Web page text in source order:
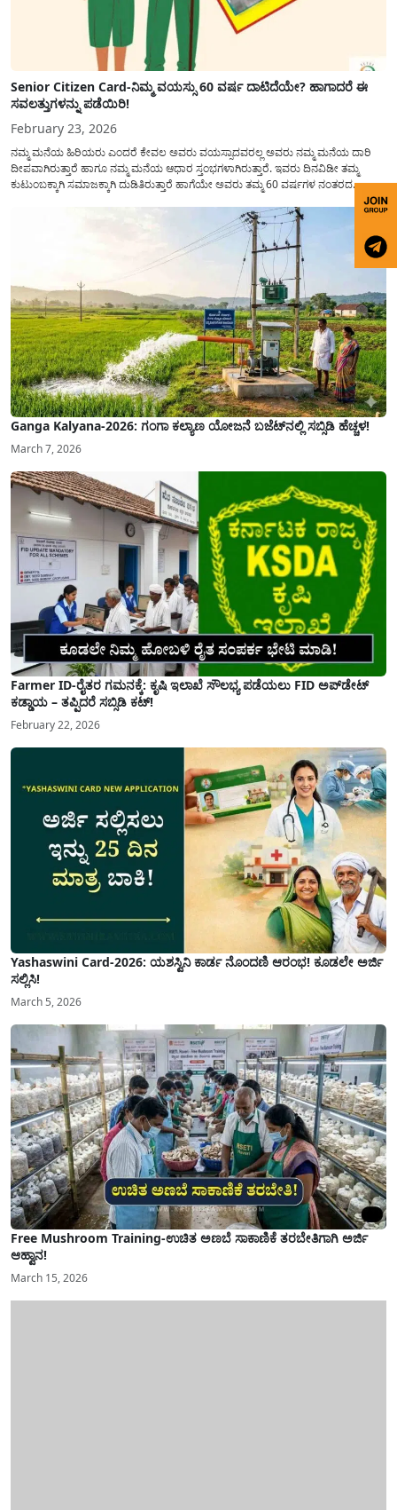
Senior Citizen Card-ನಿಮ್ಮ ವಯಸ್ಸು 60 ವರ್ಷ ದಾಟಿದೆಯೇ? ಹಾಗಾದರೆ ಈ
ಸವಲತ್ತುಗಳನ್ನು ಪಡೆಯಿರಿ!
February 23, 2026
ನಮ್ಮ ಮನೆಯ ಹಿರಿಯರು ಎಂದರೆ ಕೇವಲ ಅವರು ವಯಸ್ಸಾದವರಲ್ಲ ಅವರು ನಮ್ಮ ಮನೆಯ ದಾರಿ
ದೀಪವಾಗಿರುತ್ತಾರೆ ಹಾಗೂ ನಮ್ಮ ಮನೆಯ ಆಧಾರ ಸ್ತಂಭಗಳಾಗಿರುತ್ತಾರೆ. ಇವರು ದಿನವಿಡೀ ತಮ್ಮ
ಕುಟುಂಬಕ್ಕಾಗಿ ಸಮಾಜಕ್ಕಾಗಿ ದುಡಿತಿರುತ್ತಾರೆ ಹಾಗೆಯೇ ಅವರು ತಮ್ಮ 60 ವರ್ಷಗಳ ನಂತರದ
ಜೀವನವನ್ನು ನೆಮ್ಮದಿಯಿಂದ ಕಳೆಯಬೇಕೆಂಬುದು ಪ್ರತಿಯೊಬ್ಬರ ಕನಸಾಗಿರುತ್ತದೆ ಆದ್ದರಿಂದ ಸರ್ಕಾರವು
Ganga Kalyana-2026: ಗಂಗಾ ಕಲ್ಯಾಣ ಯೋಜನೆ ಬಜೆಟ್‌ನಲ್ಲಿ ಸಬ್ಸಿಡಿ ಹೆಚ್ಚಳ!
March 7, 2026
Farmer ID-ರೈತರ ಗಮನಕ್ಕೆ: ಕೃಷಿ ಇಲಾಖೆ ಸೌಲಭ್ಯ ಪಡೆಯಲು FID ಅಪ್‌ಡೇಟ್
ಕಡ್ಡಾಯ – ತಪ್ಪಿದರೆ ಸಬ್ಸಿಡಿ ಕಟ್!
February 22, 2026
Yashaswini Card-2026: ಯಶಸ್ವಿನಿ ಕಾರ್ಡ ನೊಂದಣಿ ಆರಂಭ! ಕೂಡಲೇ ಅರ್ಜಿ
ಸಲ್ಲಿಸಿ!
March 5, 2026
Free Mushroom Training-ಉಚಿತ ಅಣಬೆ ಸಾಕಾಣಿಕೆ ತರಬೇತಿಗಾಗಿ ಅರ್ಜಿ
ಆಹ್ವಾನ!
March 15, 2026